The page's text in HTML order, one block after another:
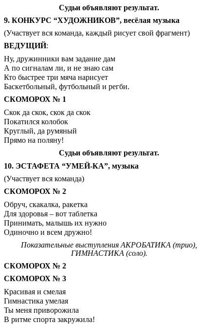
Судьи объявляют результат.
9. КОНКУРС “ХУДОЖНИКОВ”, весёлая музыка
(Участвует вся команда, каждый рисует свой фрагмент)
ВЕДУЩИЙ:
Ну, дружинники вам задание дам
А по сигналам ли, и не знаю сам
Кто быстрее три мяча нарисует
Баскетбольный, футбольный и регби.
СКОМОРОХ № 1
Скок да скок, скок да скок
Покатился колобок
Круглый, да румяный
Прямо на поляну!
Судьи объявляют результат.
10. ЭСТАФЕТА “УМЕЙ-КА”, музыка
(Участвует вся команда)
СКОМОРОХ № 2
Обруч, скакалка, ракетка
Для здоровья – вот таблетка
Принимать, малышь их нужно
Одиночно и всем дружно!
Показательные выступления АКРОБАТИКА (трио),
ГИМНАСТИКА (соло).
СКОМОРОХ № 2
СКОМОРОХ № 3
Красивая и смелая
Гимнастика умелая
Ты меня приворожила
В ритме спорта закружила!